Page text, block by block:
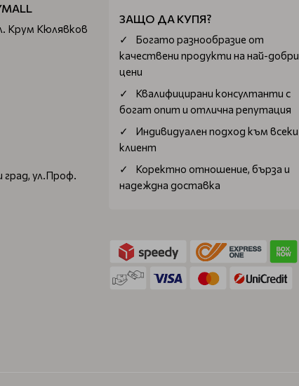
Крум Кюлявков
ул.Проф.
ЗАЩО ДА КУПЯ?
Богатo разнообразие от
качествени продукти на най-добри
цени
Квалифицирани консултанти с
богат опит и отлична репутация
Индивидуален подход към всеки
клиент
Коректно отношение, бърза и
надеждна доставка